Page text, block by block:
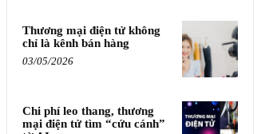
Thương mại điện tử không
chỉ là kênh bán hàng
03/05/2026
Chi phí leo thang, thương
mại điện tử tìm “cứu cánh”